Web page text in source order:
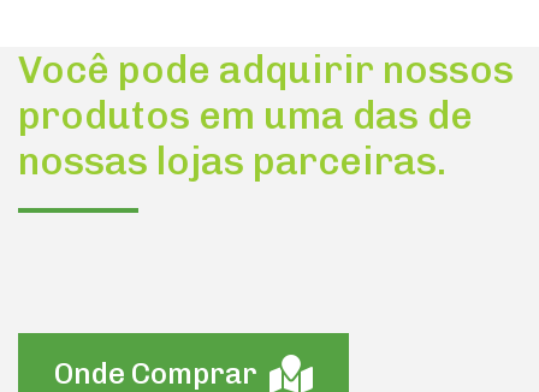
Você pode adquirir nossos
produtos em uma das de
nossas lojas parceiras.
Onde Comprar